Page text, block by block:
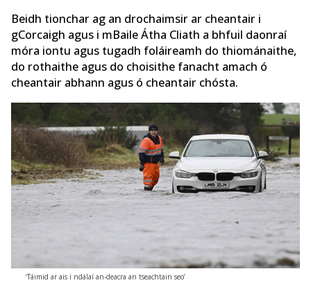
Beidh tionchar ag an drochaimsir ar cheantair i
gCorcaigh agus i mBaile Átha Cliath a bhfuil daonraí
móra iontu agus tugadh foláireamh do thiománaithe,
do rothaithe agus do choisithe fanacht amach ó
cheantair abhann agus ó cheantair chósta.
‘Táimid ar ais i ndálaí an-deacra an tseachtain seo’